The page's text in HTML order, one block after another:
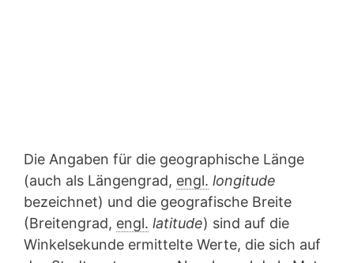
Die Angaben für die geographische Länge
(auch als Längengrad, engl. longitude
bezeichnet) und die geografische Breite
(Breitengrad, engl. latitude) sind auf die
Winkelsekunde ermittelte Werte, die sich auf